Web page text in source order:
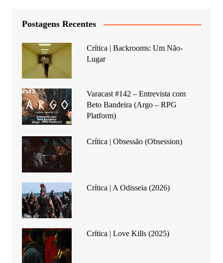
Postagens Recentes
Crítica | Backrooms: Um Não-
Lugar
Varacast #142 – Entrevista com
Beto Bandeira (Argo – RPG
Platform)
Crítica | Obsessão (Obsession)
Crítica | A Odisseia (2026)
Crítica | Love Kills (2025)